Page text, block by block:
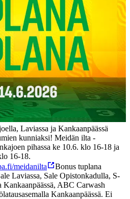
Laviassa ja Kankaanpäässä
kunniaksi! Meidän ilta -
pihassa ke 10.6. klo 16-18 ja
16-18.
meidanilta
Bonus tuplana
Laviassa, Sale Opistonkadulla, S-
Kankaanpäässä, ABC Carwash
Kankaanpäässä. Ei